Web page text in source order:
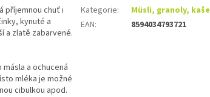
příjemnou chuť i
kynuté a
a zlatě zabarvené.
a ochucená
mléka je možné
cibulkou apod.
Kategorie:
Müsli, granoly, kaše
EAN: 8594034793721